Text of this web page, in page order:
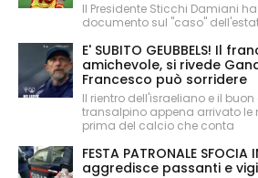
Il Presidente Sticchi Damiani
documento sul "caso"
E' SUBITO GEUBBELS! Il
amichevole, si rivede
Francesco può sorridere
Il rientro dell'israeliano e il
transalpino appena arrivato le
prima del calcio che conta
FESTA PATRONALE
aggredisce passanti e